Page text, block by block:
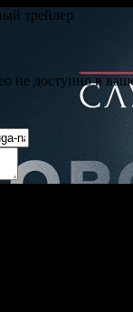
трейлер
не доступно в